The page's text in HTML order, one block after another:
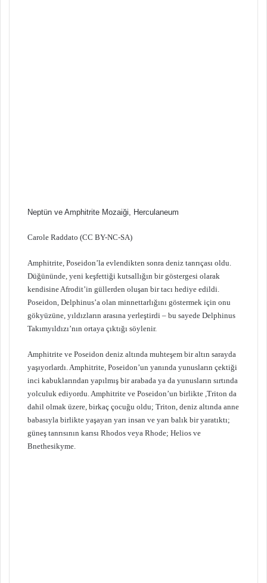
Neptün ve Amphitrite Mozaiği, Herculaneum
Carole Raddato (CC BY-NC-SA)
Amphitrite, Poseidon’la evlendikten sonra deniz tanrıçası oldu.
Düğününde, yeni keşfettiği kutsallığın bir göstergesi olarak
kendisine Afrodit’in güllerden oluşan bir tacı hediye edildi.
Poseidon, Delphinus’a olan minnettarlığını göstermek için onu
gökyüzüne, yıldızların arasına yerleştirdi – bu sayede Delphinus
Takımyıldızı’nın ortaya çıktığı söylenir.
Amphitrite ve Poseidon deniz altında muhteşem bir altın sarayda
yaşıyorlardı. Amphitrite, Poseidon’un yanında yunusların çektiği
inci kabuklarından yapılmış bir arabada ya da yunusların sırtında
yolculuk ediyordu. Amphitrite ve Poseidon’un birlikte ,Triton da
dahil olmak üzere, birkaç çocuğu oldu; Triton, deniz altında anne
babasıyla birlikte yaşayan yarı insan ve yarı balık bir yaratıktı;
güneş tanrısının karısı Rhodos veya Rhode; Helios ve
Bnethesikyme.